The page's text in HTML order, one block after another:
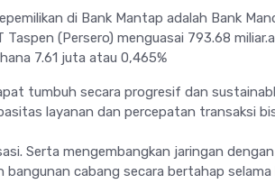
di Bank Mantap adalah Bank
Taspen (Persero) menguasai 793.68
7.61 juta atau 0,465%
tumbuh secara progresif dan
layanan dan percepatan transaksi
Serta mengembangkan jaringan dengan
cabang secara bertahap selama